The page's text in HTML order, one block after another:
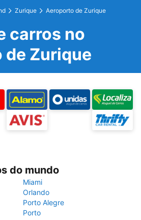
Zurique Aeroporto de Zurique
carros no
Zurique
do mundo
Miami
Orlando
Porto Alegre
Porto